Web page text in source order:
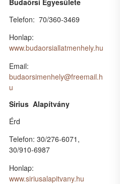
Budaörsi Egyesülete
Telefon: 70/360-3469
Honlap:
www.budaorsiallatmenhely.hu
Email:
budaorsimenhely@freemail.h
u
Sirius Alapítvány
Érd
Telefon: 30/276-6071,
30/910-6987
Honlap:
www.siriusalapitvany.hu